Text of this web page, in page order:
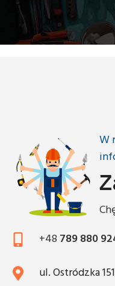
W
+48 789 880
ul. Ostródzka